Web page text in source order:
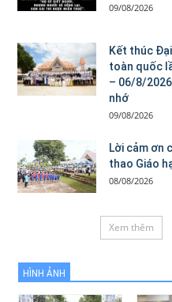
09/08/2026
Kết thúc
toàn quốc
– 06/8/
nhớ
09/08/2026
Lời cảm ơn
thao Giáo
08/08/2026
Xem thêm
HÌNH ẢNH